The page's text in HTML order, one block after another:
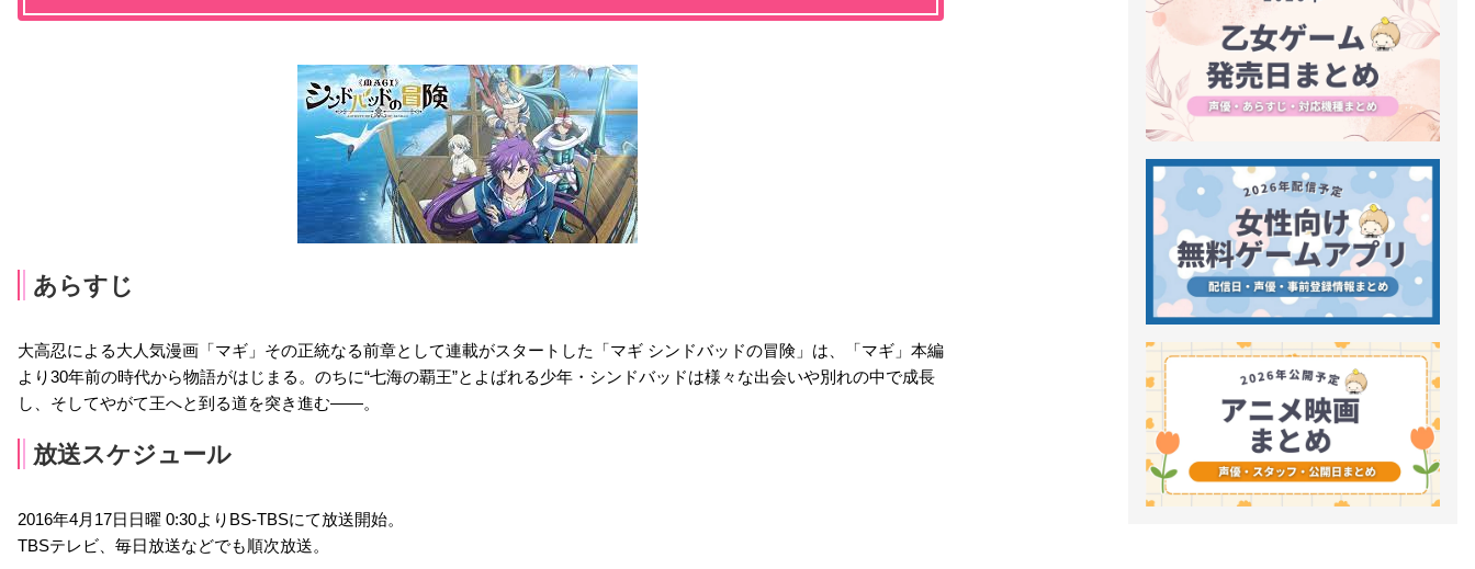
あらすじ
大高忍による大人気漫画「マギ」その正統なる前章として連載がスタートした「マギ シンドバッドの冒険」は、「マギ」本編
より30年前の時代から物語がはじまる。のちに“七海の覇王”とよばれる少年・シンドバッドは様々な出会いや別れの中で成長
し、そしてやがて王へと到る道を突き進む――。
放送スケジュール
2016年4月17日日曜 0:30よりBS-TBSにて放送開始。
TBSテレビ、毎日放送などでも順次放送。